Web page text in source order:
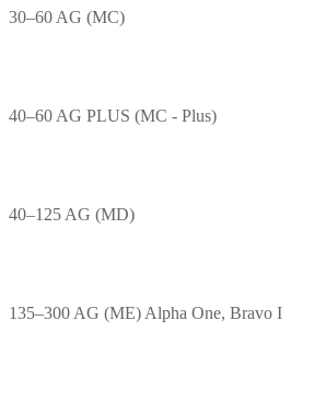
30–60 AG (MC)
40–60 AG PLUS (MC - Plus)
40–125 AG (MD)
135–300 AG (ME) Alpha One, Bravo I